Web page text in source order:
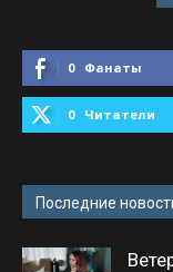
0 Фанаты
0 Читатели
Последние